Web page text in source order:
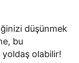
düşünmek
bu
olabilir!